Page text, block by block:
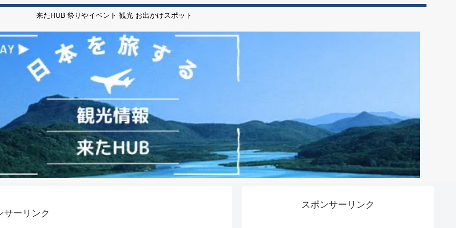
来たHUB 祭りやイベント 観光 お出かけスポット
サーリンク
スポンサーリンク